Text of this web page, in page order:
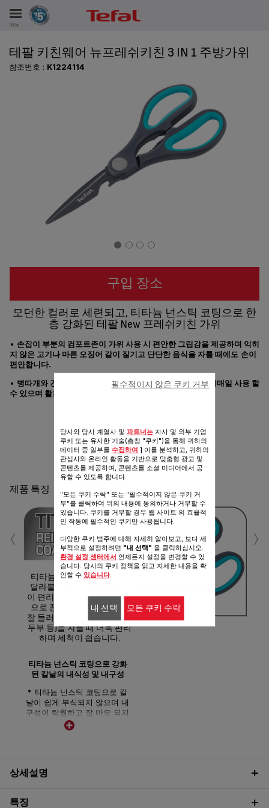
메뉴
테팔 키친웨어 뉴프레쉬키친 3 IN 1 주방가위
참조번호 : K1224114
구입 장소
모던한 컬러로 세련되고, 티타늄 넌스틱 코팅으로 한
층 강화된 테팔 New 프레쉬키친 가위
• 손잡이 부분의 컴포트존이 가위 사용 시 편안한 그립감을 제공하며 익히
지 않은 고기나 마른 오징어 같이 질기고 단단한 음식을 자를 때에도 손이
편안합니다.
• 병따개 와 견과류 까기 가 포함되어 있어다양한 용도로 매일매일 사용 할
수 있으며 활용도가 높습니다.
제품 특징
티타늄 넌스틱 코팅으로 잘
달라붙지 않아 사용 및 세척
이 편리 * 티타늄 넌스틱 코팅
으로 끈끈함이 있어 칼날에
잘 들러붙는 음식 (감자, 오이,
두부 등)을 자를 때 더욱 편리
하며 세척이 쉽습니다.
티타늄 넌스틱 코팅으로 강화
된 칼날의 내식성 및 내구성
* 티타늄 넌스틱 코팅으로 칼
날이 쉽게 부식되지 않으며 내
구성이 탁월하고 잘 마모 되지
않습니다.
‹ ›
상세설명
특징
당사와 당사 계열사 및 파트너는자사 및 외부 기업
쿠키 또는 유사한 기술(총칭 "쿠키")을 통해 귀하의
데이터 중 일부를 수집하여 ] 이를 분석하고, 귀하의
관심사와 온라인 활동을 기반으로 맞춤형 광고 및
콘텐츠를 제공하며, 콘텐츠를 소셜 미디어에서 공
유할 수 있도록 합니다.
"모든 쿠키 수락" 또는 "필수적이지 않은 쿠키 거
부"를 클릭하여 위의 내용에 동의하거나 거부할 수
있습니다. 쿠키를 거부할 경우 웹 사이트 의 효율적
인 작동에 필수적인 쿠키만 사용됩니다.
다양한 쿠키 범주에 대해 자세히 알아보고, 보다 세
부적으로 설정하려면 "내 선택" 을 클릭하십시오.
환경 설정 센터에서 언제든지 설정을 변경할 수 있
습니다. 당사의 쿠키 정책을 읽고 자세한 내용을 확
인할 수 있습니다.
필수적이지 않은 쿠키 거부
내 선택 모든 쿠키 수락